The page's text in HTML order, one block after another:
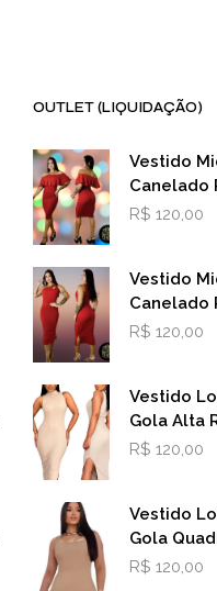
OUTLET (LIQUIDAÇÃO)
Vestido
Canelado
R$ 120,00
Vestido
Canelado
R$ 120,00
Vestido
Gola Alta
R$ 120,00
Vestido
Gola
R$ 120,00